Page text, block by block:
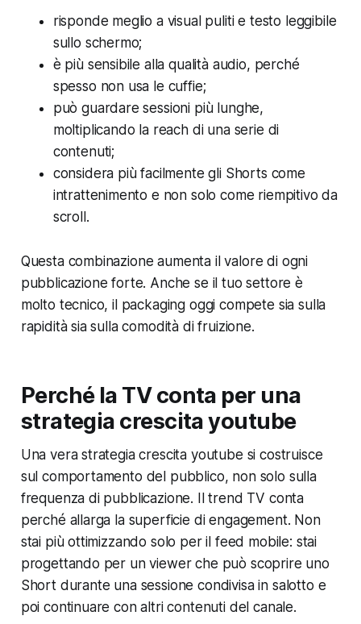
risponde meglio a visual puliti e testo leggibile
sullo schermo;
è più sensibile alla qualità audio, perché
spesso non usa le cuffie;
può guardare sessioni più lunghe,
moltiplicando la reach di una serie di
contenuti;
considera più facilmente gli Shorts come
intrattenimento e non solo come riempitivo da
scroll.
Questa combinazione aumenta il valore di ogni
pubblicazione forte. Anche se il tuo settore è
molto tecnico, il packaging oggi compete sia sulla
rapidità sia sulla comodità di fruizione.
Perché la TV conta per una
strategia crescita youtube
Una vera strategia crescita youtube si costruisce
sul comportamento del pubblico, non solo sulla
frequenza di pubblicazione. Il trend TV conta
perché allarga la superficie di engagement. Non
stai più ottimizzando solo per il feed mobile: stai
progettando per un viewer che può scoprire uno
Short durante una sessione condivisa in salotto e
poi continuare con altri contenuti del canale.